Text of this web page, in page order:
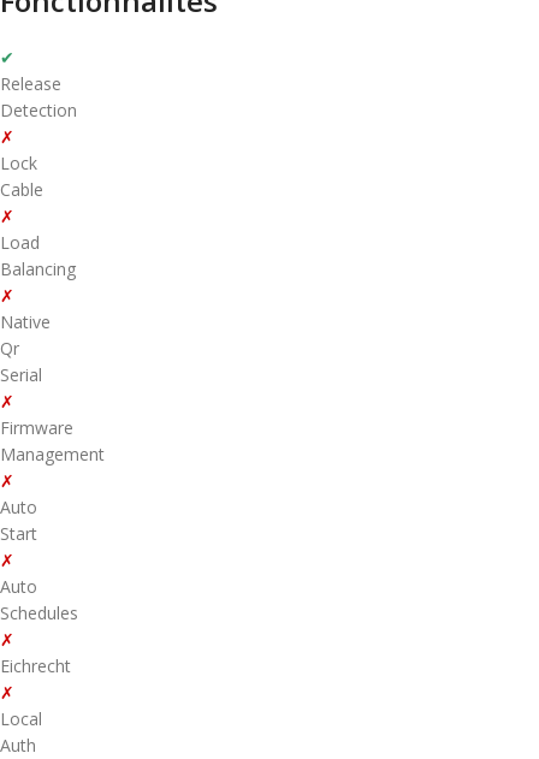
✔
Release
Detection
✗
Lock
Cable
✗
Load
Balancing
✗
Native
Qr
Serial
✗
Firmware
Management
✗
Auto
Start
✗
Auto
Schedules
✗
Eichrecht
✗
Local
Auth